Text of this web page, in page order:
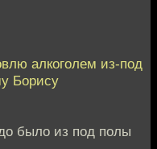
алкоголем из-под
Борису
было из под полы